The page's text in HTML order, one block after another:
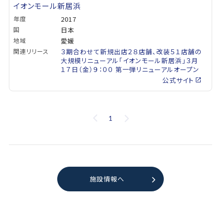
イオンモール新居浜
年度 2017
国 日本
地域 愛媛
関連リリース
３期合わせて新規出店２８店舗、改装５１店舗の
大規模リニューアル「イオンモール新居浜」３月
１７日（金）９：００ 第一弾リニューアルオープン
公式サイト
1
施設情報へ